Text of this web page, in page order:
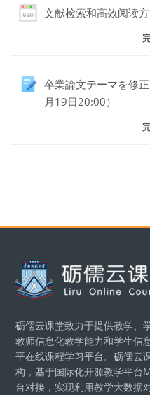
文献检索和高效阅读
卒業論文テーマを修
月19日20:00）
ブロック
砺儒云课堂致力于提供教学、
教师信息化教学能力和学生信
平在线课程学习平台。砺儒云
构，基于国际化开源教学平台
台对接，实现利用教学大数据